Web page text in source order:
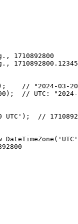
// "2024-03-
// UTC:
UTC');  //